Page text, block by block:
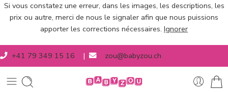
Si vous constatez une erreur, dans les images, les descriptions, les
prix ou autre, merci de nous le signaler afin que nous puissions
apporter les corrections nécessaires. Ignorer
+41 79 349 15 16 | zou@babyzou.ch